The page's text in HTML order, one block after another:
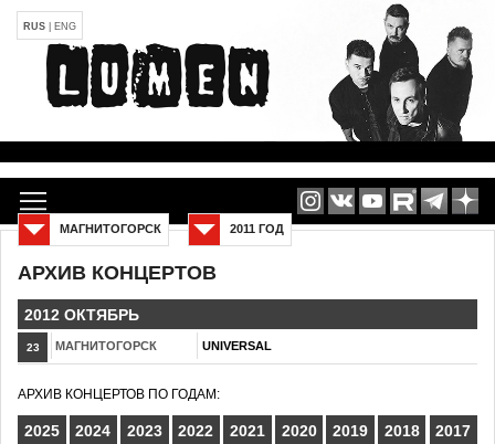
RUS ENG
АРХИВ КОНЦЕРТОВ
2011 ГОД
МАГНИТОГОРСК
2012 ОКТЯБРЬ
23 МАГНИТОГОРСК UNIVERSAL
АРХИВ КОНЦЕРТОВ ПО ГОДАМ:
2025 2024 2023 2022 2021 2020 2019 2018
2017